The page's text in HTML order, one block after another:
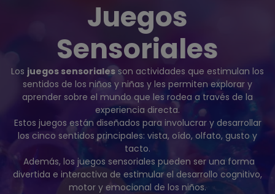
Juegos
Sensoriales
Los juegos sensoriales son actividades que estimulan los
sentidos de los niños y niñas y les permiten explorar y
aprender sobre el mundo que les rodea a través de la
experiencia directa.
Estos juegos están diseñados para involucrar y desarrollar
los cinco sentidos principales: vista, oído, olfato, gusto y
tacto.
Además, los juegos sensoriales pueden ser una forma
divertida e interactiva de estimular el desarrollo cognitivo,
motor y emocional de los niños.